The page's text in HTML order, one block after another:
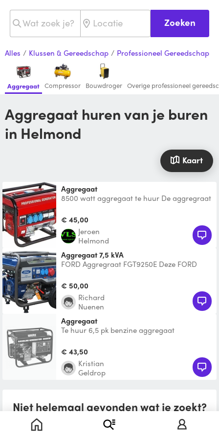
Zoeken
Alles / Klussen & Gereedschap / Professioneel Gereedschap
Aggregaat Compressor Bouwdroger Overige professioneel
Aggregaat huren van je buren
in Helmond
Kaart
Aggregaat
8500 watt aggregaat te huur De aggregraat
met een volle ta
€ 45,00
Jeroen
Helmond
Aggregaat 7,5 kVA
FORD Aggregraat FGT9250E Deze FORD
van 7,5 kVA met een maxi
€ 50,00
Richard
Nuenen
Aggregaat
Te huur 6,5 pk benzine aggregaat
€ 43,50
Kristian
Geldrop
Niet helemaal gevonden wat je zoekt?